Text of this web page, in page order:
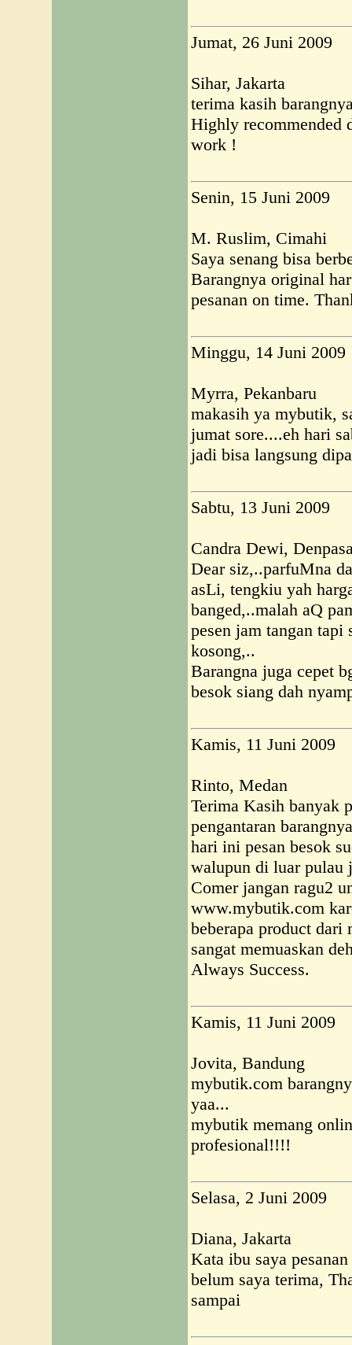
Jumat, 26 Juni 2009
Sihar, Jakarta
terima kasih
Highly recommended
work !
Senin, 15 Juni 2009
M. Ruslim, Cimahi
Saya senang bisa
Barangnya original
pesanan on time.
Minggu, 14 Juni 2009
Myrra, Pekanbaru
makasih ya mybutik,
jumat sore....eh hari
jadi bisa langsung
Sabtu, 13 Juni 2009
Candra Dewi,
Dear siz,..parfuMna
asLi, tengkiu yah
banged,..malah aQ
pesen jam tangan
kosong,..
Barangna juga cepet
besok siang dah
Kamis, 11 Juni 2009
Rinto, Medan
Terima Kasih banyak
pengantaran
hari ini pesan besok
walupun di luar pulau
Comer jangan ragu2
www.mybutik.com
beberapa product
sangat memuaskan
Always Success.
Kamis, 11 Juni 2009
Jovita, Bandung
mybutik.com
yaa...
mybutik memang
profesional!!!!
Selasa, 2 Juni 2009
Diana, Jakarta
Kata ibu saya
belum saya terima,
sampai